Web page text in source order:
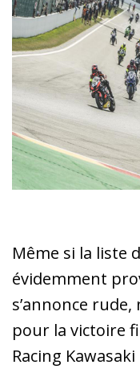
Même si la liste
évidemment
s’annonce
pour la victoire
Racing